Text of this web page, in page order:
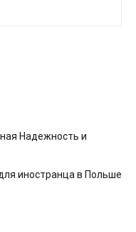
Надежность и
иностранца в Польше